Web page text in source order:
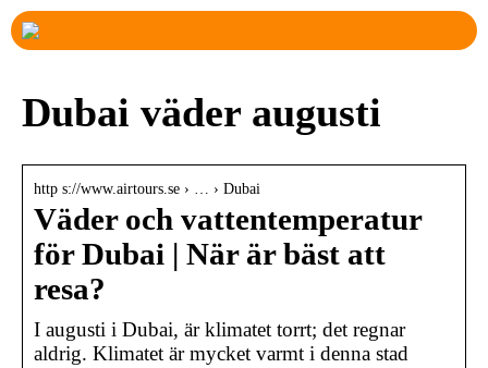
Dubai väder augusti
http s://www.airtours.se › … › Dubai
Väder och vattentemperatur
för Dubai | När är bäst att
resa?
I augusti i Dubai, är klimatet torrt; det regnar
aldrig. Klimatet är mycket varmt i denna stad